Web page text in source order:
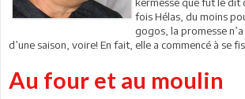
fois Hélas, du moins
gogos, la promesse
d’une saison, voire! En fait, elle a commencé à se
Au four et au moulin